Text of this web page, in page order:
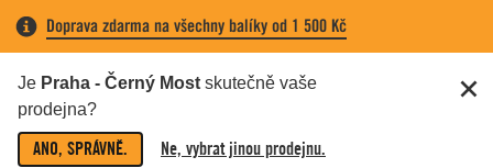
Doprava zdarma na všechny balíky od 1 500 Kč
Je Praha - Černý Most skutečně vaše
prodejna?
ANO, SPRÁVNĚ. Ne, vybrat jinou prodejnu.